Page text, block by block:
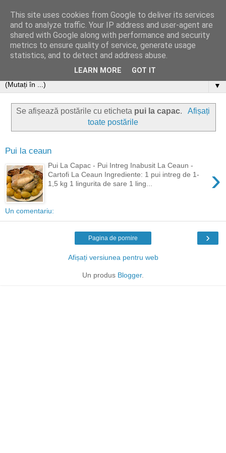
▼
Se afișează postările cu eticheta pui la capac.
Afișați
toate postările
Pui la ceaun
›
Pui La Capac - Pui Intreg Inabusit La Ceaun -
Cartofi La Ceaun Ingrediente: 1 pui intreg de 1-
1,5 kg 1 lingurita de sare 1 ling...
Un comentariu:
›
Pagina de pornire
Afișați versiunea pentru web
Un produs Blogger.
This site uses cookies from Google to deliver its services
and to analyze traffic. Your IP address and user-agent are
shared with Google along with performance and security
metrics to ensure quality of service, generate usage
statistics, and to detect and address abuse.
LEARN MORE GOT IT